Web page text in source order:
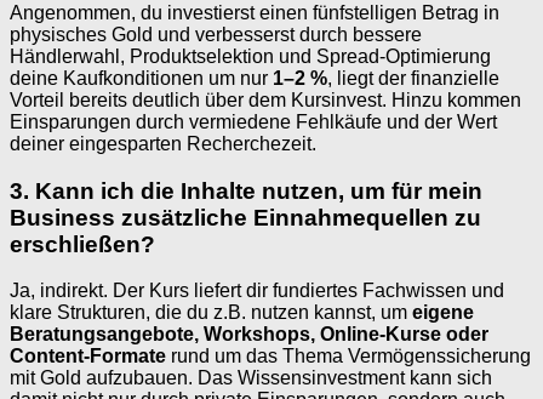
Angenommen, du investierst einen fünfstelligen Betrag in
physisches Gold und verbesserst durch bessere
Händlerwahl, Produktselektion und Spread-Optimierung
deine Kaufkonditionen um nur 1–2 %, liegt der finanzielle
Vorteil bereits deutlich über dem Kursinvest. Hinzu kommen
Einsparungen durch vermiedene Fehlkäufe und der Wert
deiner eingesparten Recherchezeit.
3. Kann ich die Inhalte nutzen, um für mein
Business zusätzliche Einnahmequellen zu
erschließen?
Ja, indirekt. Der Kurs liefert dir fundiertes Fachwissen und
klare Strukturen, die du z.B. nutzen kannst, um eigene
Beratungsangebote, Workshops, Online-Kurse oder
Content-Formate rund um das Thema Vermögenssicherung
mit Gold aufzubauen. Das Wissensinvestment kann sich